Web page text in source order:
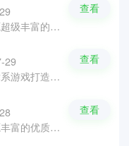
木瓜玩游戏盒子是一款资源超级丰富的游戏盒子软件，整合了海量正版与特色的版本游戏资源。软件支持一键输入关键词快速搜索，也会根据你们个人偏好进行精准推荐游戏。软件提供了一站式下载、自动安装与版本更新服务，更有丰富的高额独家礼包领领领与攻略社区交流，让你们轻松发现好的游戏。
查看
29
掌上炫舞安卓版是专为炫舞系游戏打造的官方随身服务与社交助手软件，让你们永不离线地享受舞蹈乐趣。软件支持随时随地云端体验与游戏背包查看，还集成了权威资讯前瞻、维护提醒与维护补给领领领。软件还设有活跃的社区，你们可以与好友实时畅聊和交流时尚穿搭，一键定格美丽的照片。
查看
虫虫助手安卓版是一款资源丰富的优质游戏软件，汇聚了海量热门的精品游戏，涵盖单机、汉化专区及海外热门资源。软件拥有手游录屏、游戏存档和谷歌安装器等实用辅助工具，还提供了实时资讯与通关攻略，让你们随时可以查阅。软件还设有活跃的交流社区，你们可以互相分享游戏心得与轻松找到同好
查看